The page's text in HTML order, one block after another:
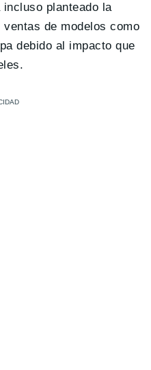
planteado la
de modelos como
debido al impacto que